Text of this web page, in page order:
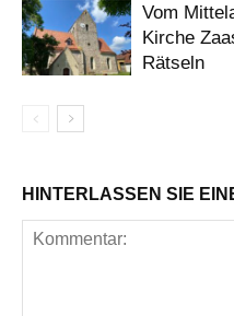
Vom
Kirche
Rätseln
HINTERLASSEN SIE